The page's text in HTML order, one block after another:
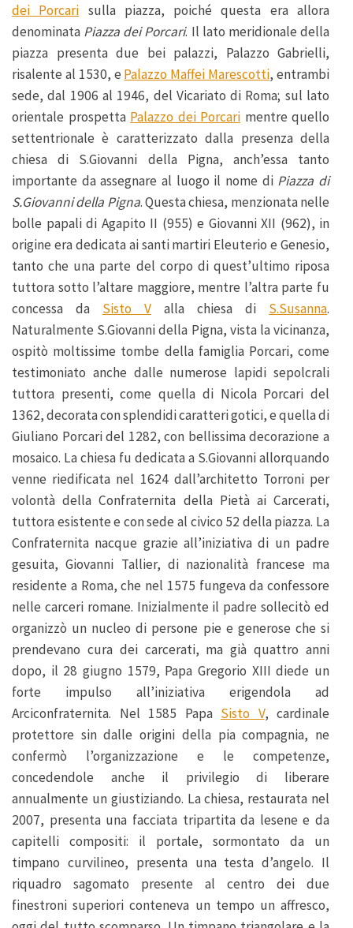
dei Porcari sulla piazza, poiché questa era allora
denominata Piazza dei Porcari. Il lato meridionale della
piazza presenta due bei palazzi, Palazzo Gabrielli,
risalente al 1530, ePalazzo Maffei Marescotti, entrambi
sede, dal 1906 al 1946, del Vicariato di Roma; sul lato
orientale prospetta Palazzo dei Porcari mentre quello
settentrionale è caratterizzato dalla presenza della
chiesa di S.Giovanni della Pigna, anch’essa tanto
importante da assegnare al luogo il nome di Piazza di
S.Giovanni della Pigna. Questa chiesa, menzionata nelle
bolle papali di Agapito II (955) e Giovanni XII (962), in
origine era dedicata ai santi martiri Eleuterio e Genesio,
tanto che una parte del corpo di quest’ultimo riposa
tuttora sotto l’altare maggiore, mentre l’altra parte fu
concessa da Sisto V alla chiesa di S.Susanna.
Naturalmente S.Giovanni della Pigna, vista la vicinanza,
ospitò moltissime tombe della famiglia Porcari, come
testimoniato anche dalle numerose lapidi sepolcrali
tuttora presenti, come quella di Nicola Porcari del
1362, decorata con splendidi caratteri gotici, e quella di
Giuliano Porcari del 1282, con bellissima decorazione a
mosaico. La chiesa fu dedicata a S.Giovanni allorquando
venne riedificata nel 1624 dall’architetto Torroni per
volontà della Confraternita della Pietà ai Carcerati,
tuttora esistente e con sede al civico 52 della piazza. La
Confraternita nacque grazie all’iniziativa di un padre
gesuita, Giovanni Tallier, di nazionalità francese ma
residente a Roma, che nel 1575 fungeva da confessore
nelle carceri romane. Inizialmente il padre sollecitò ed
organizzò un nucleo di persone pie e generose che si
prendevano cura dei carcerati, ma già quattro anni
dopo, il 28 giugno 1579, Papa Gregorio XIII diede un
forte impulso all’iniziativa erigendola ad
Arciconfraternita. Nel 1585 Papa Sisto V, cardinale
protettore sin dalle origini della pia compagnia, ne
confermò l’organizzazione e le competenze,
concedendole anche il privilegio di liberare
annualmente un giustiziando. La chiesa, restaurata nel
2007, presenta una facciata tripartita da lesene e da
capitelli compositi: il portale, sormontato da un
timpano curvilineo, presenta una testa d’angelo. Il
riquadro sagomato presente al centro dei due
finestroni superiori conteneva un tempo un affresco,